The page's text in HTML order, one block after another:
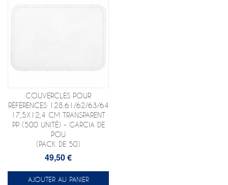
COUVERCLES POUR
RÉFÉRENCES 128.61/62/63/64
17,5X12,4 CM TRANSPARENT
PP (500 UNITÉ) - GARCIA DE
POU
(PACK DE 50)
49,50 €
AJOUTER AU PANIER